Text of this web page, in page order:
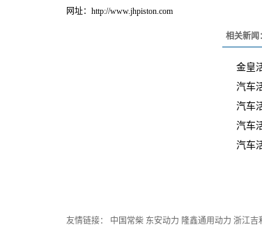
网址：http://www.jhpiston.com
相关新闻：
金皇
汽车
汽车
汽车
汽车
友情链接： 中国常柴 东安动力 隆鑫通用动力 浙江吉